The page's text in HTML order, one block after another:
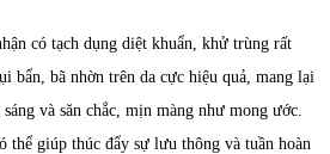
có tạch dụng diệt khuẩn, khử trùng rất
bẩn, bã nhờn trên da cực hiệu quả, mang lại
và săn chắc, mịn màng như mong ước.
thể giúp thúc đẩy sự lưu thông và tuần hoàn